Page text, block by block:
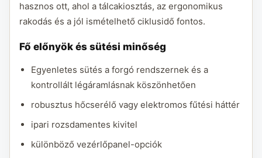
hasznos ott, ahol a tálcakiosztás, az ergonomikus
rakodás és a jól ismételhető ciklusidő fontos.
Fő előnyök és sütési minőség
Egyenletes sütés a forgó rendszernek és a
kontrollált légáramlásnak köszönhetően
robusztus hőcserélő vagy elektromos fűtési háttér
ipari rozsdamentes kivitel
különböző vezérlőpanel-opciók